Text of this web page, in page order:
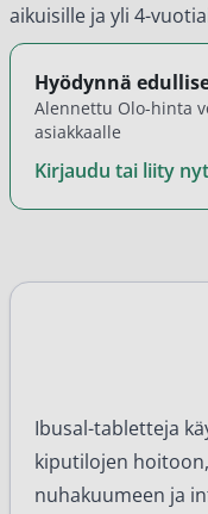
aikuisille ja yli 4-
Hyödynnä
Alennettu Olo-hinta
asiakkaalle
Kirjaudu tai liity nyt
Ibusal-tabletteja
kiputilojen
nuhakuumeen ja